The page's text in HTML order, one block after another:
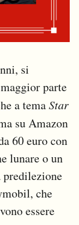
si
parte
a temaStar
su Amazon
60 euro con
lunare o un
predilezione
che
essere